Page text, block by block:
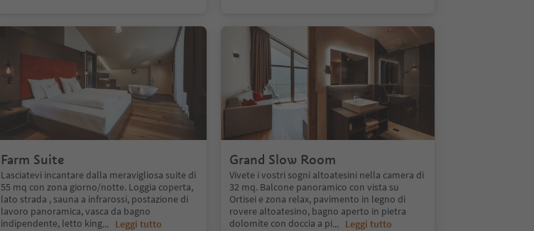
Farm Suite
Lasciatevi incantare dalla meravigliosa suite di
55 mq con zona giorno/notte. Loggia coperta,
lato strada , sauna a infrarossi, postazione di
lavoro panoramica, vasca da bagno
indipendente, letto king... Leggi tutto
Grand Slow Room
Vivete i vostri sogni altoatesini nella camera di
32 mq. Balcone panoramico con vista su
Ortisei e zona relax, pavimento in legno di
rovere altoatesino, bagno aperto in pietra
dolomite con doccia a pi... Leggi tutto